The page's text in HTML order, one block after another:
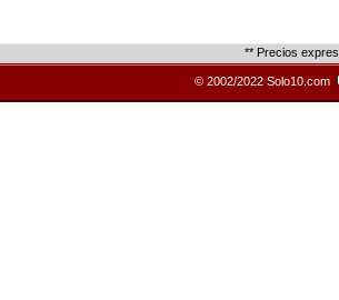
** Precios
© 2002/2022 Solo10.com